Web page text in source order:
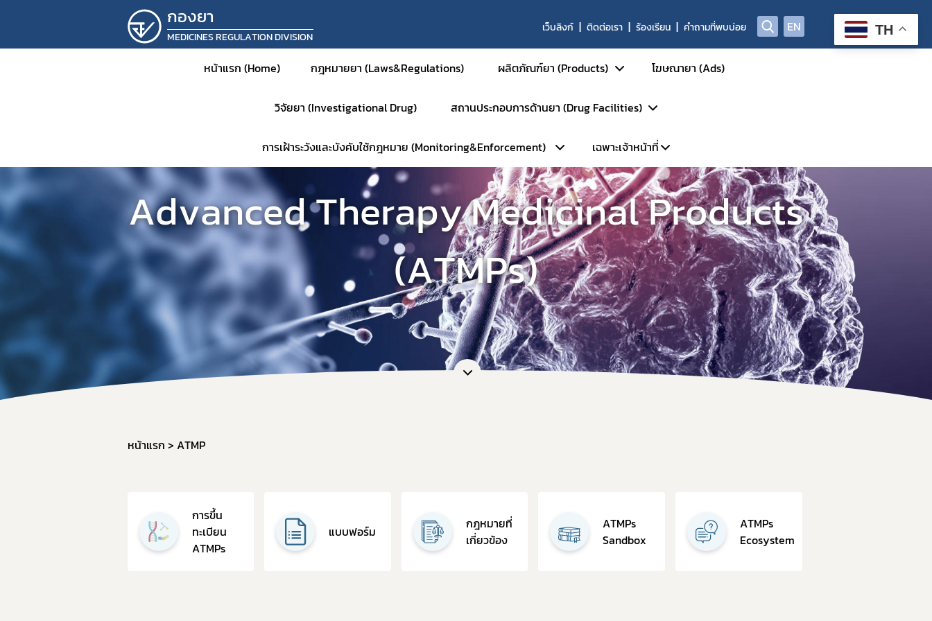
กองยา
MEDICINES REGULATION DIVISION
เว็บลิงก์ ติดต่อเรา ร้องเรียน คำถามที่พบบ่อย EN
หน้าแรก (Home) กฎหมายยา (Laws&Regulations) ผลิตภัณฑ์ยา (Products)
ยาสามัญและยาเสริมการรักษา
ยาใหม่และส่งเสริมการวิจัย
ยาชีววัตถุ
ผลิตภัณฑ์การแพทย์ขั้นสูง
ยาสำหรับสัตว์
ยาเคมีสำหรับสัตว์
ยาชีววัตถุสำหรับสัตว์
ยาแผนโบราณสำหรับสัตว์
เภสัชเคมีภัณฑ์
OSSC
การวินิจฉัยผลิตภัณฑ์ยา
โฆษณายา (Ads)
วิจัยยา (Investigational Drug) สถานประกอบการด้านยา (Drug Facilities)
หน้าหลัก
การตรวจประเมินมาตรฐานสถานที่
การตรวจประเมินมาตรฐาน GMDP
การตรวจประเมินมาตรฐาน GMP-Clearance
การตรวจประเมินมาตรฐาน GDP
การตรวจประเมินมาตรฐาน GPP
การตรวจตราการศึกษาวิจัยยา (GCP Inspection)
การต่ออายุใบอนุญาต
แบบฟอร์มที่เกี่ยวข้อง
คู่มือสำหรับมาตรฐานสถานประกอบการ
ตรวจสอบสถานะมาตรฐานการรับรองสถานที่ผลิตยาในต่างประเทศ GMP-Clearance
ตรวจสอบสถานะมาตรฐานการรับรองสถานที่นำหรือสั่งยาแผนปัจจุบันเข้ามาในราชอาณาจักร GDP
การเฝ้าระวังและบังคับใช้กฎหมาย (Monitoring&Enforcement)
หน้าหลัก
ประชาสัมพันธ์
แจ้งเตือนภัย
คำสั่งพักใช้ใบอนุญาต
แผนเก็บตัวอย่างเฝ้าระวัง
คู่มือและแบบฟอร์ม
เฉพาะเจ้าหน้าที่
เฉพาะเจ้าหน้าที่
ระบบ LMS
Advanced Therapy Medicinal Products
(ATMPs)
หน้าแรก ATMP
การขึ้น
ทะเบียน
ATMPs
แบบฟอร์ม
กฎหมายที่
เกี่ยวข้อง
ATMPs
Sandbox
ATMPs
Ecosystem
TH